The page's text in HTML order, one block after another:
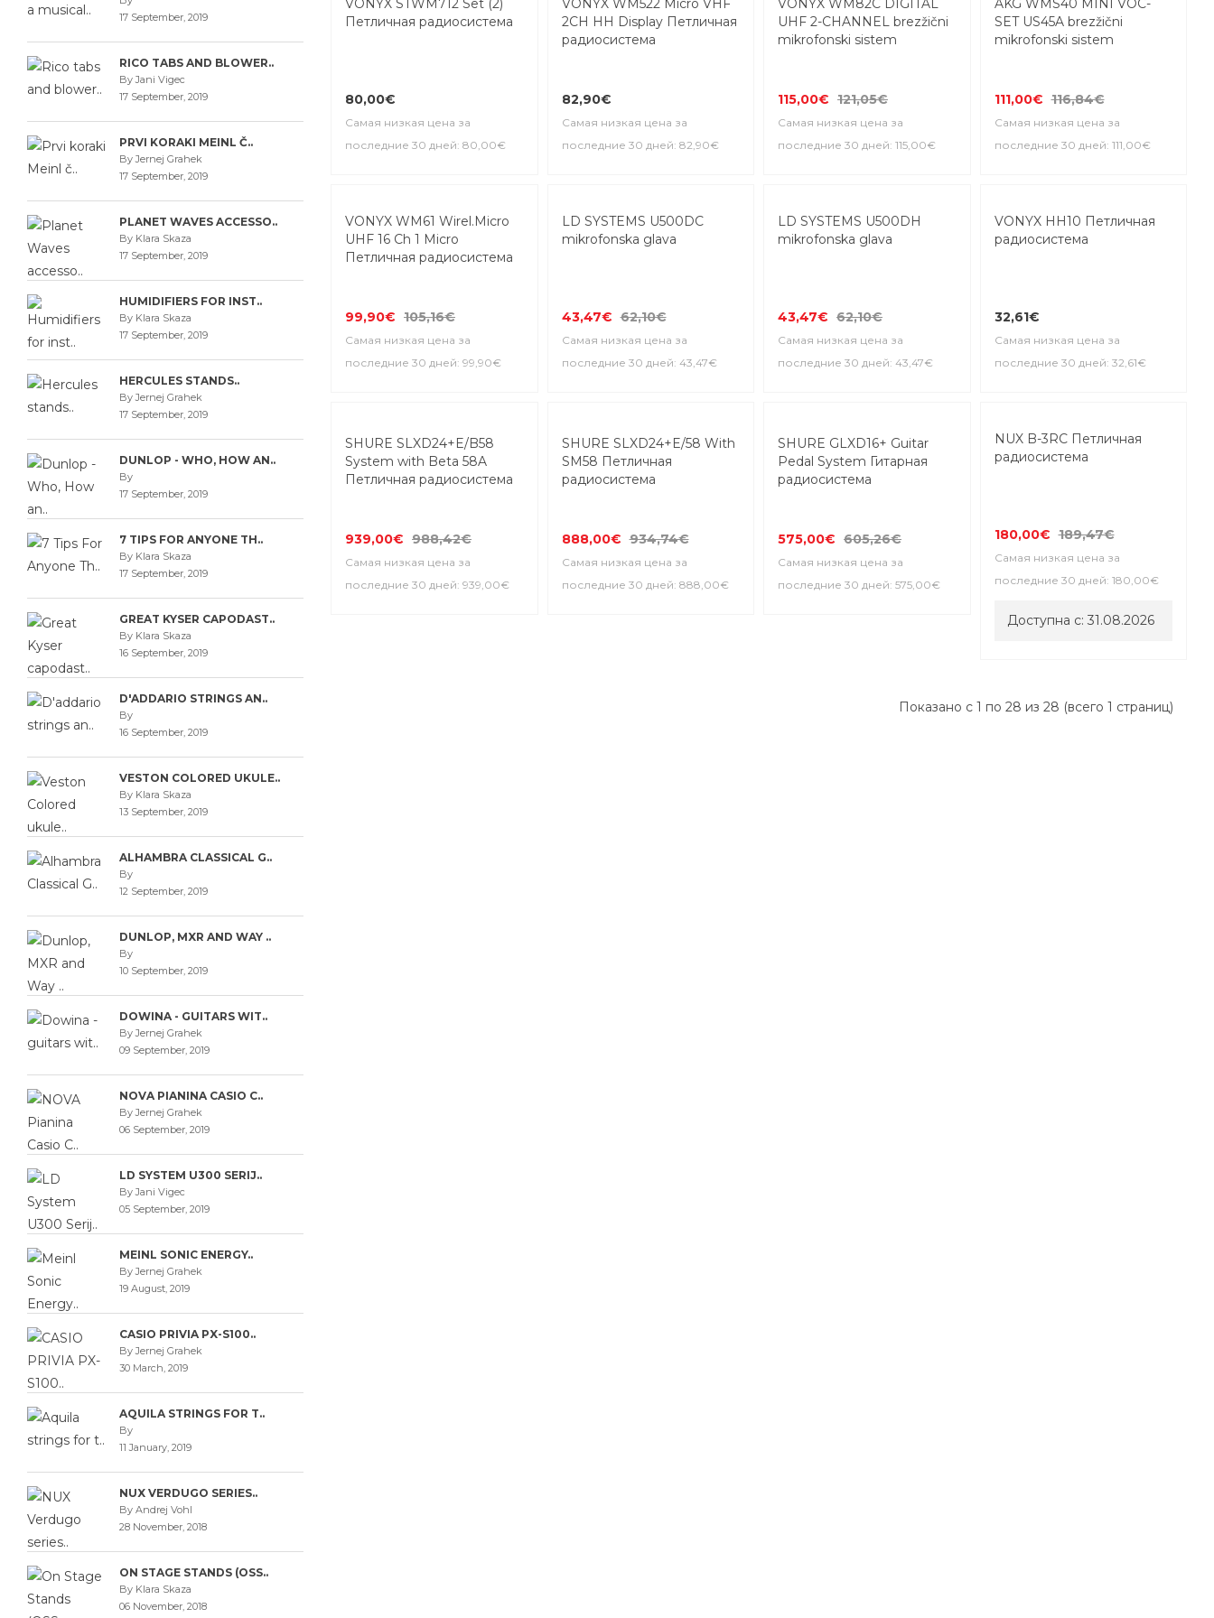
17 September, 2019
RICO TABS AND BLOWER..
By Jani Vigec
17 September, 2019
PRVI KORAKI MEINL Č..
By Jernej Grahek
17 September, 2019
PLANET WAVES ACCESSO..
By Klara Skaza
17 September, 2019
HUMIDIFIERS FOR INST..
By Klara Skaza
17 September, 2019
HERCULES STANDS..
By Jernej Grahek
17 September, 2019
DUNLOP - WHO, HOW AN..
By
17 September, 2019
7 TIPS FOR ANYONE TH..
By Klara Skaza
17 September, 2019
GREAT KYSER CAPODAST..
By Klara Skaza
16 September, 2019
D'ADDARIO STRINGS AN..
By
16 September, 2019
VESTON COLORED UKULE..
By Klara Skaza
13 September, 2019
ALHAMBRA CLASSICAL G..
By
12 September, 2019
DUNLOP, MXR AND WAY ..
By
10 September, 2019
DOWINA - GUITARS WIT..
By Jernej Grahek
09 September, 2019
NOVA PIANINA CASIO C..
By Jernej Grahek
06 September, 2019
LD SYSTEM U300 SERIJ..
By Jani Vigec
05 September, 2019
MEINL SONIC ENERGY..
By Jernej Grahek
19 August, 2019
CASIO PRIVIA PX-S100..
By Jernej Grahek
30 March, 2019
AQUILA STRINGS FOR T..
By
11 January, 2019
NUX VERDUGO SERIES..
By Andrej Vohl
28 November, 2018
ON STAGE STANDS (OSS..
By Klara Skaza
06 November, 2018
VONYX STWM712 Set (2)
Петличная радиосистема
80,00€
Самая низкая цена за
последние 30 дней: 80,00€
VONYX WM522 Micro VHF
2CH HH Display Петличная
радиосистема
82,90€
Самая низкая цена за
последние 30 дней: 82,90€
VONYX WM82C DIGITAL
UHF 2-CHANNEL brezžični
mikrofonski sistem
115,00€ 121,05€
Самая низкая цена за
последние 30 дней: 115,00€
AKG WMS40 MINI VOC-
SET US45A brezžični
mikrofonski sistem
111,00€ 116,84€
Самая низкая цена за
последние 30 дней: 111,00€
VONYX WM61 Wirel.Micro
UHF 16 Ch 1 Micro
Петличная радиосистема
99,90€ 105,16€
Самая низкая цена за
последние 30 дней: 99,90€
LD SYSTEMS U500DC
mikrofonska glava
43,47€ 62,10€
Самая низкая цена за
последние 30 дней: 43,47€
LD SYSTEMS U500DH
mikrofonska glava
43,47€ 62,10€
Самая низкая цена за
последние 30 дней: 43,47€
VONYX HH10 Петличная
радиосистема
32,61€
Самая низкая цена за
последние 30 дней: 32,61€
9-16 ДНЕЙ
SHURE SLXD24+E/B58
System with Beta 58A
Петличная радиосистема
939,00€ 988,42€
Самая низкая цена за
последние 30 дней: 939,00€
9-16 ДНЕЙ
SHURE SLXD24+E/58 With
SM58 Петличная
радиосистема
888,00€ 934,74€
Самая низкая цена за
последние 30 дней: 888,00€
9-16 ДНЕЙ
SHURE GLXD16+ Guitar
Pedal System Гитарная
радиосистема
575,00€ 605,26€
Самая низкая цена за
последние 30 дней: 575,00€
NUX B-3RC Петличная
радиосистема
180,00€ 189,47€
Самая низкая цена за
последние 30 дней: 180,00€
Доступна с: 31.08.2026
Показано с 1 по 28 из 28 (всего 1 страниц)